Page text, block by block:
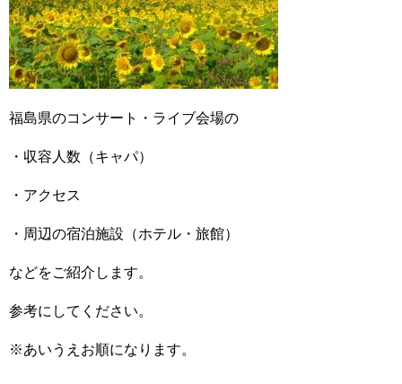
福島県のコンサート・ライブ会場の
・収容人数（キャパ）
・アクセス
・周辺の宿泊施設（ホテル・旅館）
などをご紹介します。
参考にしてください。
※あいうえお順になります。